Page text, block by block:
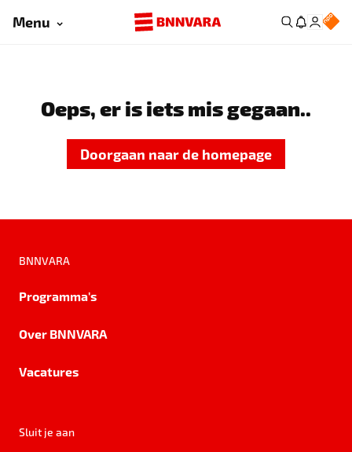
Menu
Oeps, er is iets mis gegaan..
Doorgaan naar de homepage
BNNVARA
Programma's
Over BNNVARA
Vacatures
Sluit je aan